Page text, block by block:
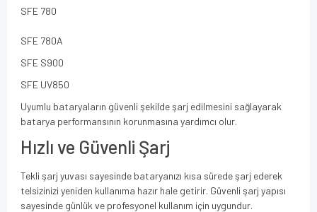
SFE 780
SFE 780A
SFE S900
SFE UV850
Uyumlu bataryaların güvenli şekilde şarj edilmesini sağlayarak
batarya performansının korunmasına yardımcı olur.
Hızlı ve Güvenli Şarj
Tekli şarj yuvası sayesinde bataryanızı kısa sürede şarj ederek
telsizinizi yeniden kullanıma hazır hale getirir. Güvenli şarj yapısı
sayesinde günlük ve profesyonel kullanım için uygundur.